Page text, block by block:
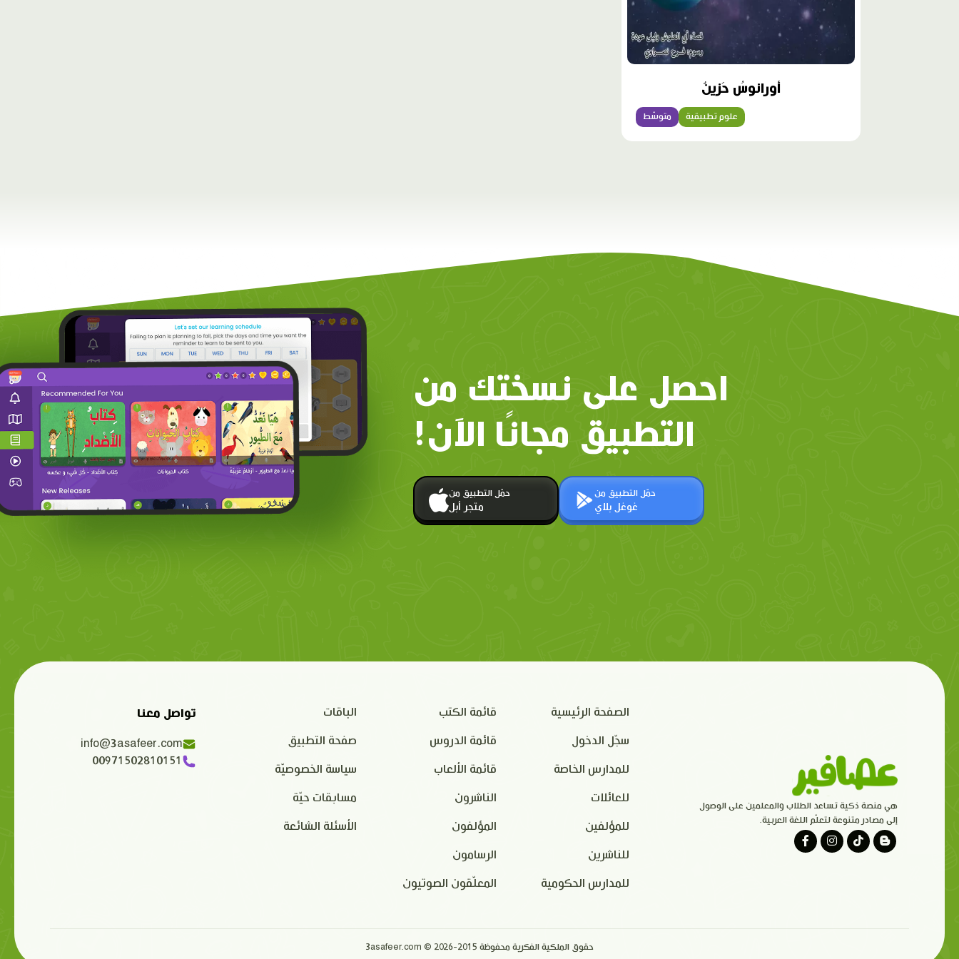
أورانوسُ حَزينٌ
متوسّط علوم تطبيقية
احصل على نسختك من
التطبيق مجانًا الآن!
حمّل التطبيق من
متجر أبل
حمّل التطبيق من
غوغل بلاي
هي منصة ذكية تساعد الطلاب والمعلمين على الوصول
إلى مصادر متنوعة لتعلّم اللغة العربية.
الصفحة الرئيسية
سجّل الدخول
للمدارس الخاصة
للعائلات
للمؤلفين
للناشرين
للمدارس الحكومية
قائمة الكتب
قائمة الدروس
قائمة الألعاب
الناشرون
المؤلفون
الرسامون
المعلّقون الصوتيون
الباقات
صفحة التطبيق
سياسة الخصوصيّة
مسابقات حيّة
الأسئلة الشائعة
تواصل معنا
info@3asafeer.com
00971502810151
حقوق الملكية الفكرية محفوظة 2015-2026 © 3asafeer.com